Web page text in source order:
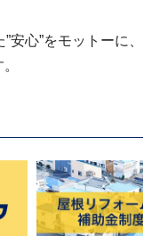
心”をモットーに、